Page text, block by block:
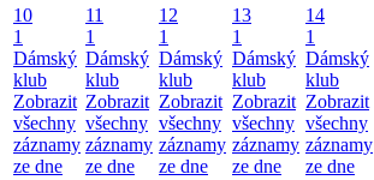
10
1
Dámský
klub
Zobrazit
všechny
záznamy
ze dne
11
1
Dámský
klub
Zobrazit
všechny
záznamy
ze dne
12
1
Dámský
klub
Zobrazit
všechny
záznamy
ze dne
13
1
Dámský
klub
Zobrazit
všechny
záznamy
ze dne
14
1
Dámský
klub
Zobrazit
všechny
záznamy
ze dne